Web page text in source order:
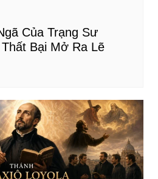
Của Trạng Sư
Bại Mở Ra Lẽ